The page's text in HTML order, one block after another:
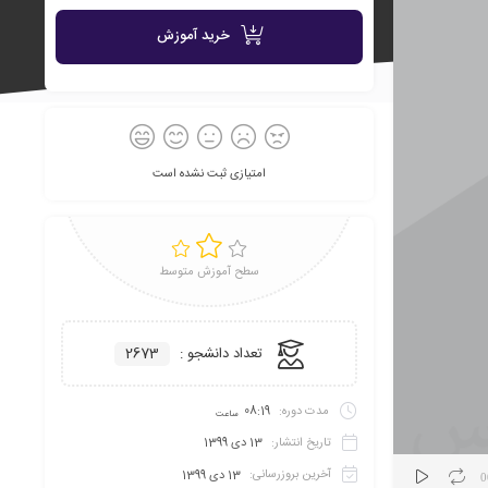
خرید آموزش
امتیازی ثبت نشده است
سطح آموزش متوسط
تعداد دانشجو : 2673
مدت دوره: 08:19 ساعت
تاریخ انتشار: 13 دی 1399
آخرین بروزرسانی: 13 دی 1399